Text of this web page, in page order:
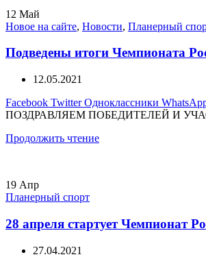
12 Май
Новое на сайте, Новости, Планерный
Подведены итоги Чемпионата
12.05.2021
Facebook Twitter Одноклассники
ПОЗДРАВЛЯЕМ ПОБЕДИТЕЛЕЙ И
Продолжить чтение
19 Апр
Планерный спорт
28 апреля стартует Чемпионат
27.04.2021